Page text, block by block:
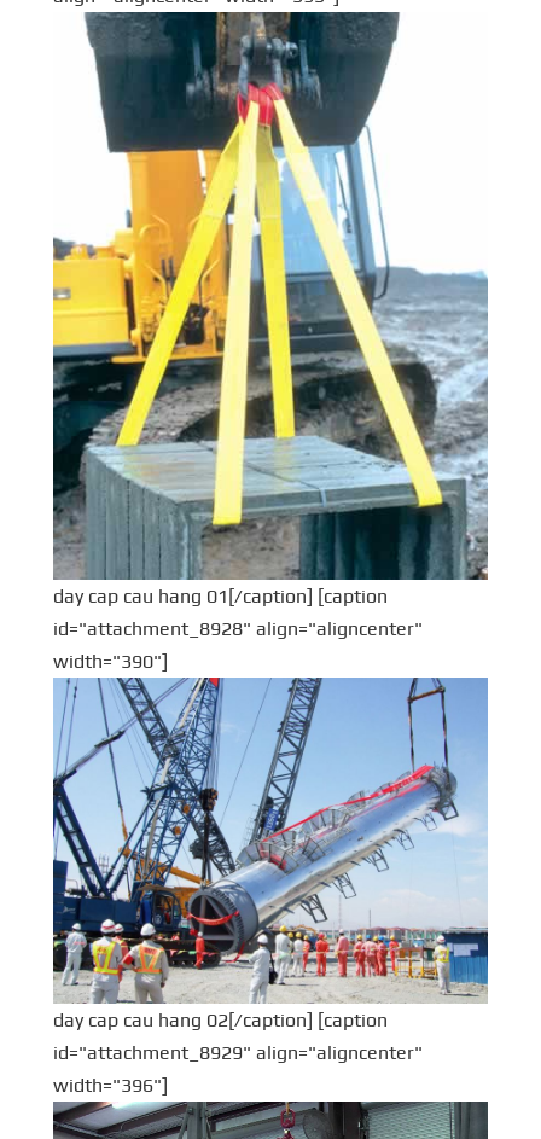
day cap cau hang 01[/caption] [caption
id="attachment_8928" align="aligncenter"
width="390"]
day cap cau hang 02[/caption] [caption
id="attachment_8929" align="aligncenter"
width="396"]